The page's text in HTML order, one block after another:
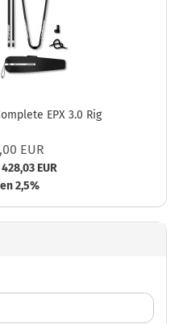
EPX 3.0 Rig
EUR
EUR
2,5%